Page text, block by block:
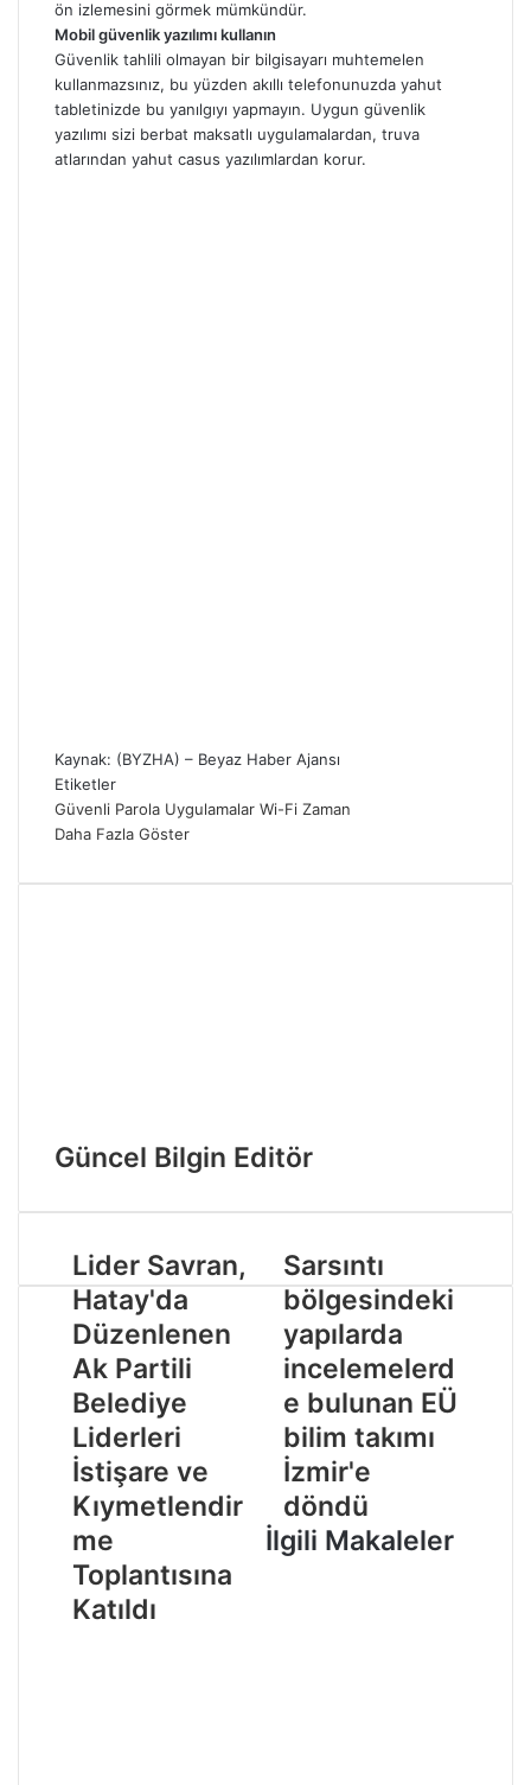
ön izlemesini görmek mümkündür.
Mobil güvenlik yazılımı kullanın
Güvenlik tahlili olmayan bir bilgisayarı muhtemelen
kullanmazsınız, bu yüzden akıllı telefonunuzda yahut
tabletinizde bu yanılgıyı yapmayın. Uygun güvenlik
yazılımı sizi berbat maksatlı uygulamalardan, truva
atlarından yahut casus yazılımlardan korur.
Kaynak: (BYZHA) – Beyaz Haber Ajansı
Etiketler
Güvenli Parola Uygulamalar Wi-Fi Zaman
Daha Fazla Göster
Güncel Bilgin Editör
Lider Savran,
Hatay'da
Düzenlenen
Ak Partili
Belediye
Liderleri
İstişare ve
Kıymetlendir
me
Toplantısına
Katıldı
Sarsıntı
bölgesindeki
yapılarda
incelemelerd
e bulunan EÜ
bilim takımı
İzmir'e
döndü
İlgili Makaleler